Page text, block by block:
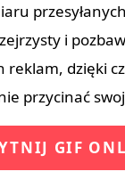
i
reklam, dzięki
przycinać
GIF